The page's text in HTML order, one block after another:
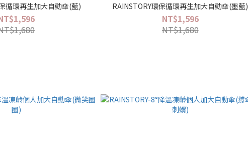
循環再生加大自動傘(藍)
RAINSTORY環保循環再生加大自動傘(墨藍)
NT$1,596
NT$1,680